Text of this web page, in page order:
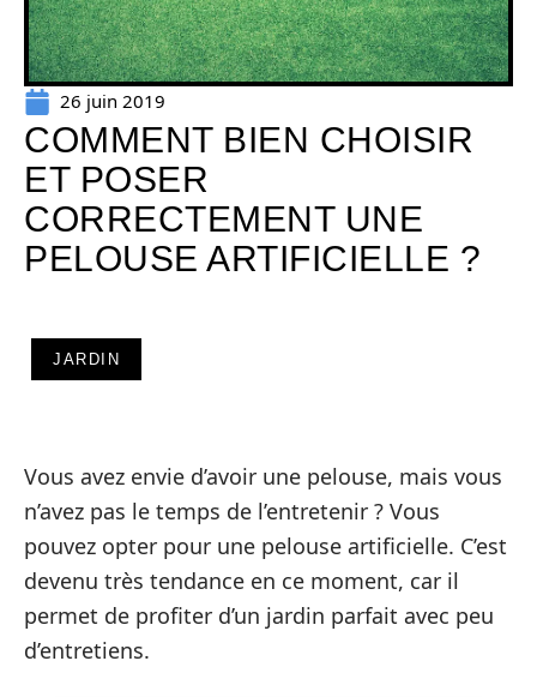
26 juin 2019
COMMENT BIEN CHOISIR
ET POSER
CORRECTEMENT UNE
PELOUSE ARTIFICIELLE ?
JARDIN
Vous avez envie d’avoir une pelouse, mais vous
n’avez pas le temps de l’entretenir ? Vous
pouvez opter pour une pelouse artificielle. C’est
devenu très tendance en ce moment, car il
permet de profiter d’un jardin parfait avec peu
d’entretiens.